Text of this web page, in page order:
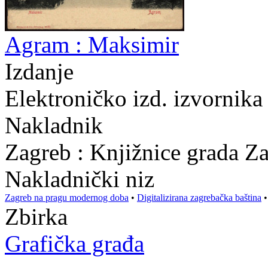
Agram : Maksimir
Izdanje
Elektroničko izd.
Nakladnik
Zagreb : Knjižnice grada
Nakladnički niz
Zagreb na pragu modernog doba • Digitalizirana zagrebačka baština
Zbirka
Grafička građa